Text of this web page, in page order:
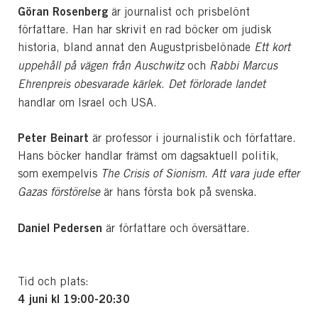
Göran Rosenberg är journalist och prisbelönt
författare. Han har skrivit en rad böcker om judisk
historia, bland annat den Augustprisbelönade Ett kort
uppehåll på vägen från Auschwitzoch Rabbi Marcus
Ehrenpreis obesvarade kärlek. Det förlorade landet
handlar om Israel och USA.
Peter Beinart är professor i journalistik och författare.
Hans böcker handlar främst om dagsaktuell politik,
som exempelvis The Crisis of Sionism. Att vara jude efter
Gazas förstörelseär hans första bok på svenska.
Daniel Pedersen är författare och översättare.
Tid och plats:
4 juni kl 19:00-20:30